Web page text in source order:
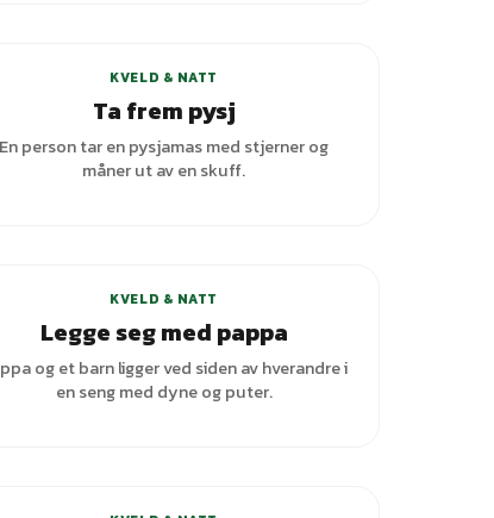
KVELD & NATT
Ta frem pysj
En person tar en pysjamas med stjerner og
måner ut av en skuff.
KVELD & NATT
Legge seg med pappa
og et barn ligger ved siden av hverandre i
en seng med dyne og puter.